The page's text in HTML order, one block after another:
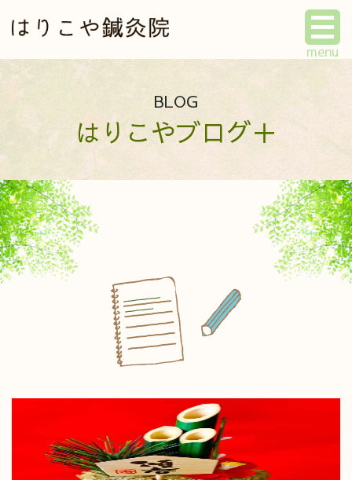
BLOG
はりこやブログ＋